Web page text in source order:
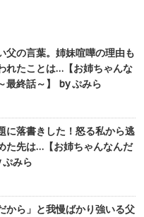
父の言葉。姉妹喧嘩の理由も
れたことは…【お姉ちゃんな
最終話～】 by ぷみら
に落書きした！怒る私から逃
た先は…【お姉ちゃんなんだ
みら
から」と我慢ばかり強いる父